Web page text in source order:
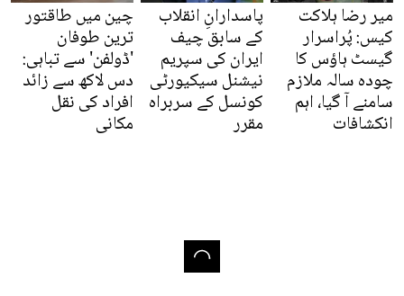
میر رضا ہلاکت
کیس: پُراسرار
گیسٹ ہاؤس کا
چودہ سالہ ملازم
سامنے آ گیا، اہم
انکشافات
پاسدارانِ انقلاب
کے سابق چیف
ایران کی سپریم
نیشنل سیکیورٹی
کونسل کے سربراہ
مقرر
چین میں طاقتور
ترین طوفان
'ڈولفن' سے تباہی:
دس لاکھ سے زائد
افراد کی نقل
مکانی